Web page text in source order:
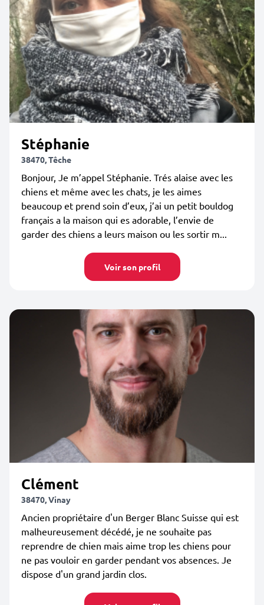
Stéphanie
38470, Têche
Bonjour, Je m’appel Stéphanie. Trés alaise avec les
chiens et même avec les chats, je les aimes
beaucoup et prend soin d’eux, j’ai un petit bouldog
français a la maison qui es adorable, l’envie de
garder des chiens a leurs maison ou les sortir m...
Voir son profil
Clément
38470, Vinay
Ancien propriétaire d'un Berger Blanc Suisse qui est
malheureusement décédé, je ne souhaite pas
reprendre de chien mais aime trop les chiens pour
ne pas vouloir en garder pendant vos absences. Je
dispose d'un grand jardin clos.